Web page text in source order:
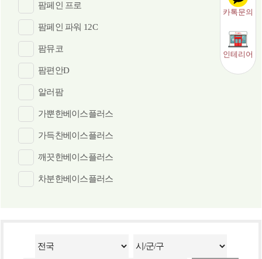
팜페인 프로
팜페인 파워 12C
팜뮤코
팜편안D
알러팜
가뿐한베이스플러스
가득찬베이스플러스
깨끗한베이스플러스
차분한베이스플러스
밸런스:간건강
카톡문의
인테리어